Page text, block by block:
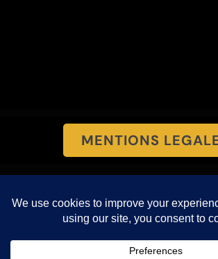
MENTIONS
PROTECTION DES